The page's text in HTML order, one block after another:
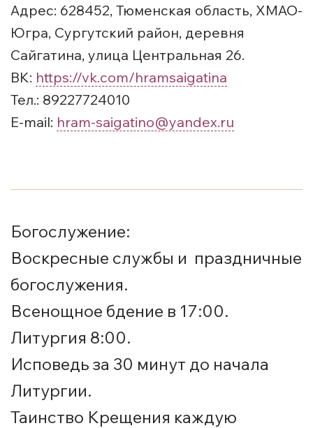
Адрес: 628452, Тюменская область, ХМАО-
Югра, Сургутский район, деревня
Сайгатина, улица Центральная 26.
ВК: https://vk.com/hramsaigatina
Тел.: 89227724010
E-mail: hram-saigatino@yandex.ru
Богослужение:
Воскресные службы и праздничные
богослужения.
Всенощное бдение в 17:00.
Литургия 8:00.
Исповедь за 30 минут до начала
Литургии.
Таинство Крещения каждую